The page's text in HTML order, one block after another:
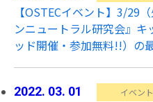
【OSTECイベント】3/29
ンニュートラル研究会』
ッド開催・参加無料!!）の
2022. 03. 01 イベント